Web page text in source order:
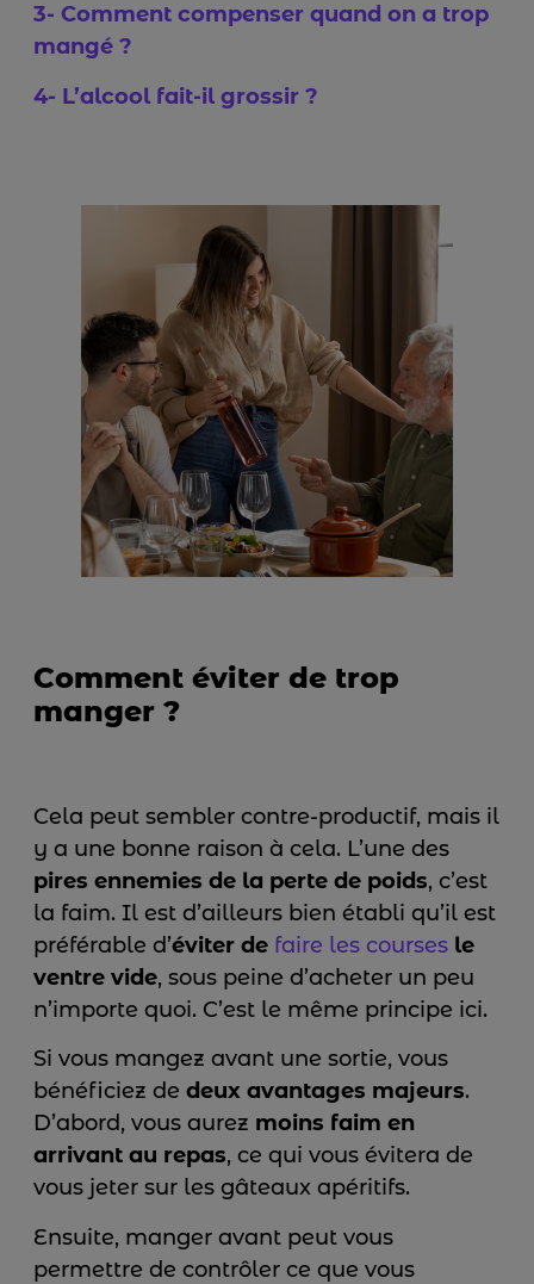
3- Comment compenser quand on a trop
mangé ?
4- L’alcool fait-il grossir ?
Comment éviter de trop
manger ?
Cela peut sembler contre-productif, mais il
y a une bonne raison à cela. L’une des
pires ennemies de la perte de poids, c’est
la faim. Il est d’ailleurs bien établi qu’il est
préférable d’éviter de faire les courses le
ventre vide, sous peine d’acheter un peu
n’importe quoi. C’est le même principe ici.
Si vous mangez avant une sortie, vous
bénéficiez de deux avantages majeurs.
D’abord, vous aurez moins faim en
arrivant au repas, ce qui vous évitera de
vous jeter sur les gâteaux apéritifs.
Ensuite, manger avant peut vous
permettre de contrôler ce que vous